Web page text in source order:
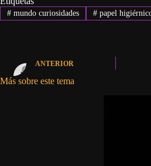
#mundo curiosidades #papel
ANTERIOR
Más sobre este tema